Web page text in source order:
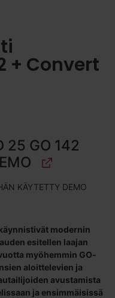
+ Convert
25 GO 142
KÄYTETTY DEMO
modernin
esitellen laajan
myöhemmin GO-
aloittelevien ja
avustamista
ja ensimmäisissä